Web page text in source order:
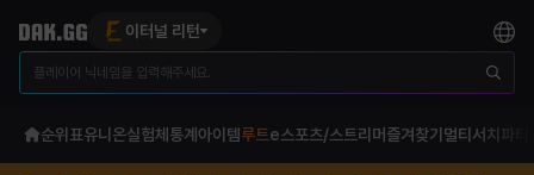
이터널 리턴
순위표유니온실험체 통계 아이템루트e스포츠/스트리머 즐겨찾기 멀티서치 파티